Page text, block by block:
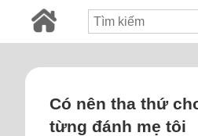
Có nên tha thứ
từng đánh mẹ tôi